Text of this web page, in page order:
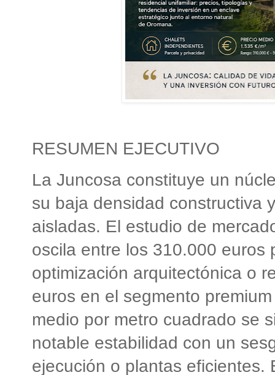
RESUMEN EJECUTIVO
La Juncosa constituye un
su baja densidad constructiva
aisladas. El estudio de
oscila entre los 310.000 euros
optimización arquitectónica o
euros en el segmento
medio por metro cuadrado se
notable estabilidad con un
ejecución o plantas eficientes.